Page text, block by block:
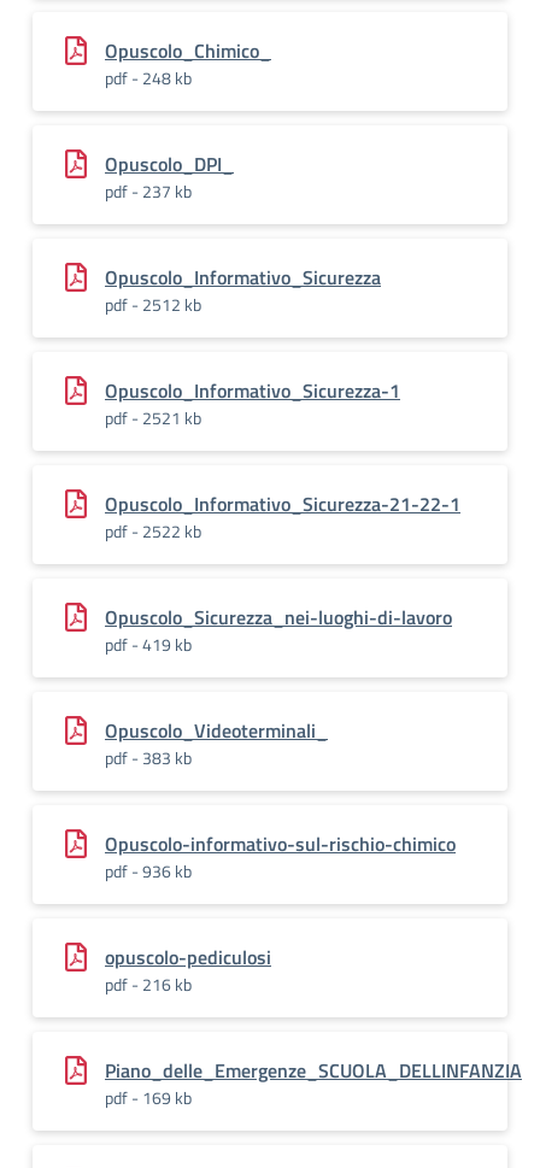
Opuscolo_Chimico_
pdf - 248 kb
Opuscolo_DPI_
pdf - 237 kb
Opuscolo_Informativo_Sicurezza
pdf - 2512 kb
Opuscolo_Informativo_Sicurezza-1
pdf - 2521 kb
Opuscolo_Informativo_Sicurezza-21-22-1
pdf - 2522 kb
Opuscolo_Sicurezza_nei-luoghi-di-lavoro
pdf - 419 kb
Opuscolo_Videoterminali_
pdf - 383 kb
Opuscolo-informativo-sul-rischio-chimico
pdf - 936 kb
opuscolo-pediculosi
pdf - 216 kb
Piano_delle_Emergenze_SCUOLA_DELLINFANZIA
pdf - 169 kb